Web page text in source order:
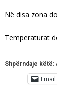
Në disa zona
Temperaturat
Shpërndaje këtë:
Email